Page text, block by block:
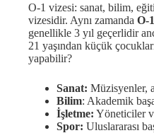
O-1 vizesi: sanat, bilim,
vizesidir. Aynı zamanda O-
genellikle 3 yıl geçerlidir
21 yaşından küçük
yapabilir?
Sanat: Müzisyenler,
Bilim: Akademik
İşletme: Yöneticiler
Spor: Uluslararası